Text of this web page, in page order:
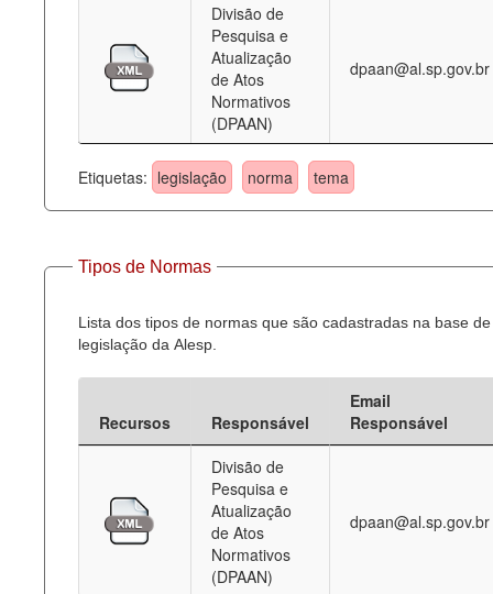
Divisão de
Pesquisa e
Atualização
de Atos
Normativos
(DPAAN)
dpaan@al.sp.gov.br
Etiquetas: legislação norma tema
Tipos de Normas
Lista dos tipos de normas que são cadastradas na base de
legislação da Alesp.
Recursos Responsável
Email
Responsável
Divisão de
Pesquisa e
Atualização
de Atos
Normativos
(DPAAN)
dpaan@al.sp.gov.br